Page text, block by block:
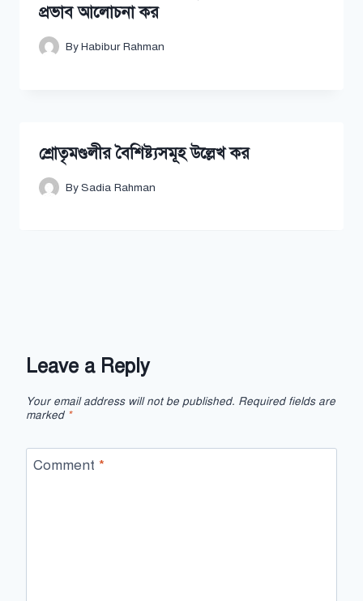
প্রভাব আলোচনা কর
ByHabibur Rahman
শ্রোতৃমণ্ডলীর বৈশিষ্ট্যসমূহ উল্লেখ কর
BySadia Rahman
Leave a Reply
Your email address will not be published. Required fields are
marked *
Comment *